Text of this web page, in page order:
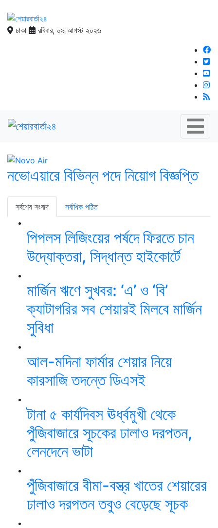
ঢাকা রবিবার, ০৯ আগস্ট ২০২৬
নভোএয়ারে বিভিন্ন পদে নিয়োগ বিজ্ঞপ্তি
সর্বশেষ সংবাদ সর্বাধিক পঠিত
পিপলস লিজিংয়ের পর্ষদে ফিরতে চান
উদ্যোক্তরা, সিদ্ধান্ত হাইকোর্টে
মার্জিন ঋণে সুখবর: ‘এ’ ও ‘বি’
ক্যাটাগরির সব শেয়ারই মিলবে মার্জিন
সুবিধা
আল-মদিনা ফার্মার শেয়ার নিয়ে
কারসাজি তদন্তে ডিএসই
টানা ৫ কার্যদিবস ঊর্ধ্বমুখী থেকে
পুঁজিবাজারে সূচকের ঢালাও দরপতন,
লেনদেনে ভাটা
পুঁজিবাজারে বীমা-বস্ত্র খাতের শেয়ারের
ঢালাও দরপতন তবুও বেড়েছে সূচক